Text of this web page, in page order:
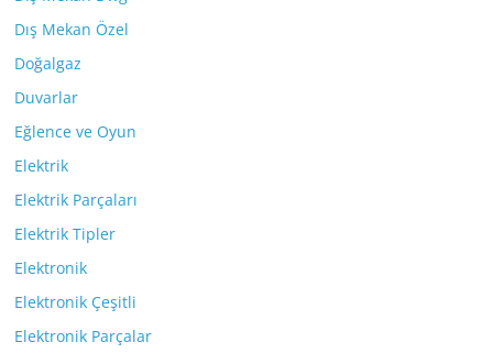
Dış Mekan Özel
Doğalgaz
Duvarlar
Eğlence ve Oyun
Elektrik
Elektrik Parçaları
Elektrik Tipler
Elektronik
Elektronik Çeşitli
Elektronik Parçalar